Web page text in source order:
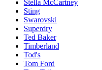
Stella McCartney
Sting
Swarovski
Superdry
Ted Baker
Timberland
Tod's
Tom Ford